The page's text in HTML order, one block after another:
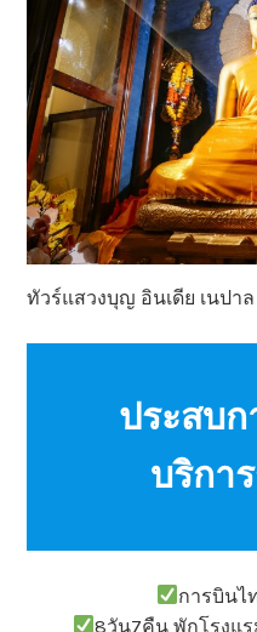
ทัวร์แสวงบุญ อินเดีย เนปาล
ประสบ
บริกา
การบินไ
8วัน7คืน พักโรงแ